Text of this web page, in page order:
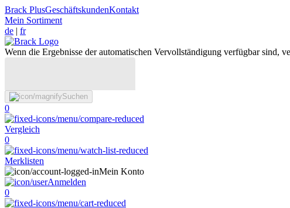
Brack PlusGeschäftskundenKontakt
Mein Sortiment
de | fr
Wenn die Ergebnisse der automatischen Vervollständigung verfügbar sind,
Suchen
0
Vergleich
0
Merklisten
Mein Konto
Anmelden
0